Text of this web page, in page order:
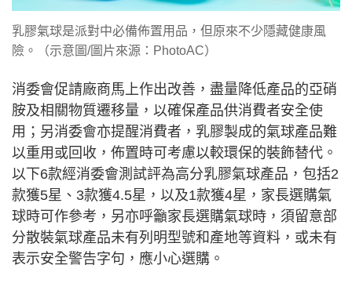
乳膠氣球是派對中必備佈置用品，但原來不少隱藏健康風
險。（示意圖/圖片來源：PhotoAC）
消委會促請廠商馬上作出改善，盡量降低產品的亞硝
胺及相關物質遷移量，以確保產品供消費者安全使
用；另消委會亦提醒消費者，乳膠製成的氣球產品難
以重用或回收，佈置時可考慮以較環保的裝飾替代。
以下6款經消委會測試評為高分乳膠氣球產品，包括2
款獲5星、3款獲4.5星，以及1款獲4星，家長選購氣
球時可作參考，另亦呼籲家長選購氣球時，須留意部
分散裝氣球產品未有列明型號和產地等資料，或未有
表示安全警告字句，應小心選購。